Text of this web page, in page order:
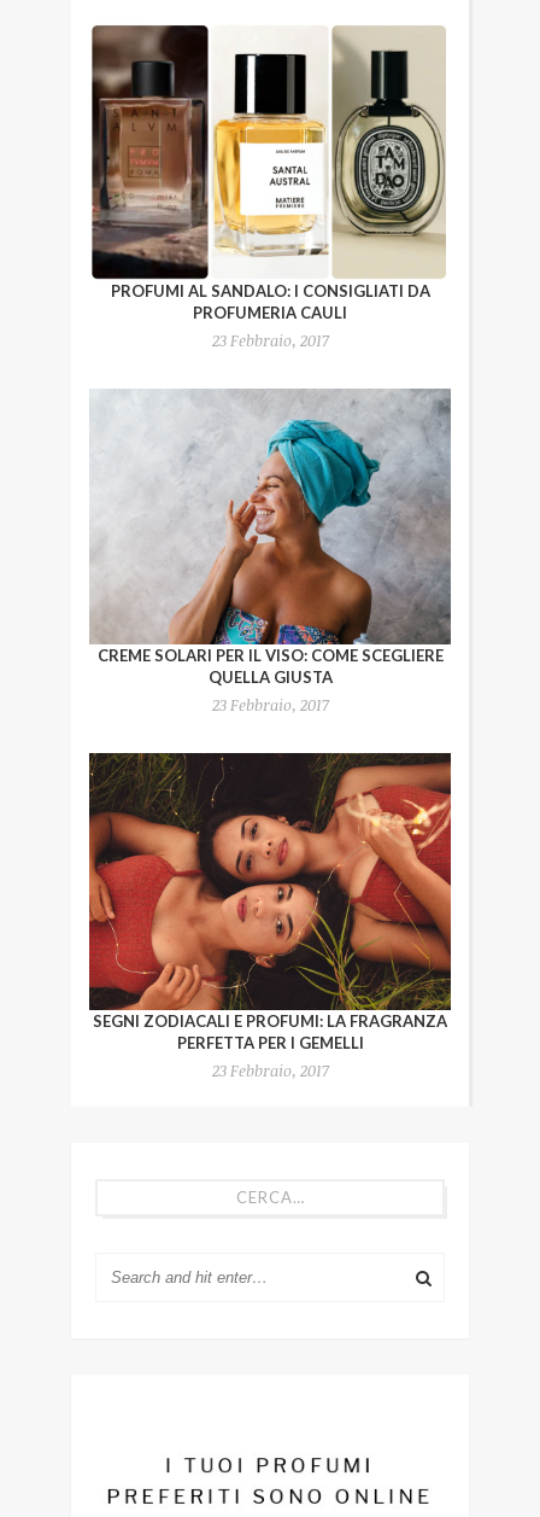
PROFUMI AL SANDALO: I CONSIGLIATI DA
PROFUMERIA CAULI
23 Febbraio, 2017
CREME SOLARI PER IL VISO: COME SCEGLIERE
QUELLA GIUSTA
23 Febbraio, 2017
SEGNI ZODIACALI E PROFUMI: LA FRAGRANZA
PERFETTA PER I GEMELLI
23 Febbraio, 2017
CERCA…